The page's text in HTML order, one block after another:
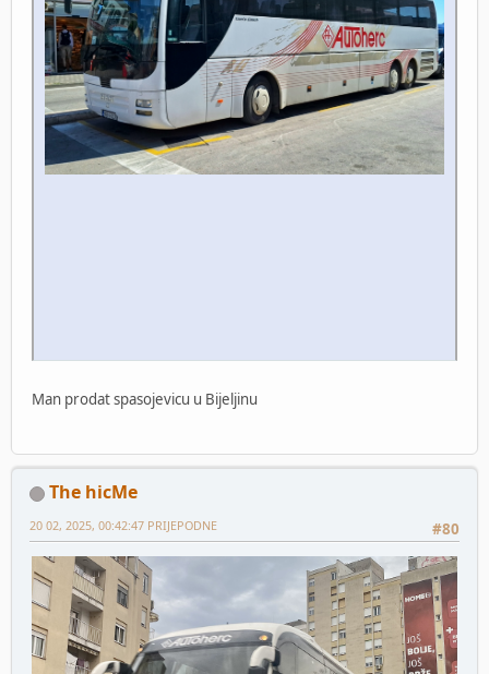
Man prodat spasojevicu u Bijeljinu
The hicMe
#80
20 02, 2025, 00:42:47 PRIJEPODNE